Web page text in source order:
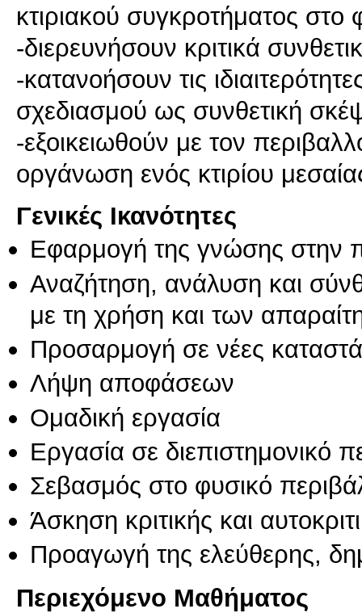
κτιριακού συγκροτήματος στο
-διερευνήσουν κριτικά
-κατανοήσουν τις
σχεδιασμού ως συνθετική
-εξοικειωθούν με τον
οργάνωση ενός κτιρίου
Γενικές Ικανότητες
Εφαρμογή της γνώσης στην
Αναζήτηση, ανάλυση και
με τη χρήση και των
Προσαρμογή σε νέες
Λήψη αποφάσεων
Ομαδική εργασία
Εργασία σε διεπιστημονικό
Σεβασμός στο φυσικό
Άσκηση κριτικής και
Προαγωγή της ελεύθερης,
Περιεχόμενο Μαθήματος